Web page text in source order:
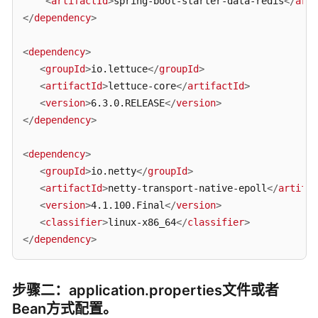
GeminiDB
Redis
实
例
过
Redisson
连
接
GeminiDB
实
例
通
过
</dependency>
<dependency>
<groupId>io.lettuce</groupId>
<artifactId>lettuce-core</artifactId>
<version>6.3.0.RELEASE</version>
</dependency>
<dependency>
<groupId>io.netty</groupId>
<artifactId>netty-transport-native-epoll</
<version>4.1.100.Final</version>
<classifier>linux-x86_64</classifier>
</dependency>
步骤二：application.properties文件或者
Bean方式配置。